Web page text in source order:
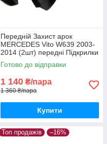
Передній Захист арок
MERCEDES Vito W639 2003-
2014 (2шт) передні Підкрилки
Мерседес Віто В639 пара
передніх
Готово до відправки
1 140 ₴/пара
1 360 ₴/пара
Купити
Топ продажів –16%